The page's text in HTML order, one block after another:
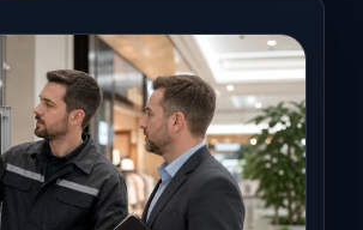
Майкоп
Махачкала
Минеральные Воды
Назрань
Нальчик
Новороссийск